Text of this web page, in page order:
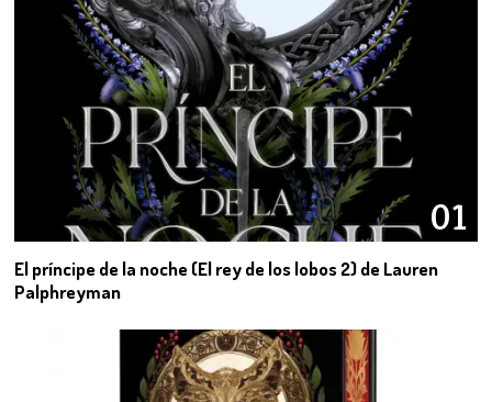
01
El príncipe de la noche (El rey de los lobos 2) de Lauren
Palphreyman